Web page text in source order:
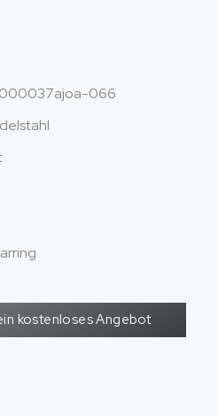
066
kostenloses Angebot